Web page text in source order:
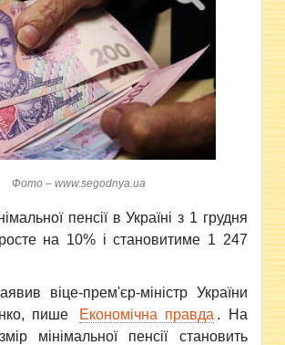
Фото – www.segodnya.ua
пенсії в Україні з 1 грудня
на 10% і становитиме 1 247
віце-прем'єр-міністр України
пише
Економічна правда . На
мінімальної пенсії становить